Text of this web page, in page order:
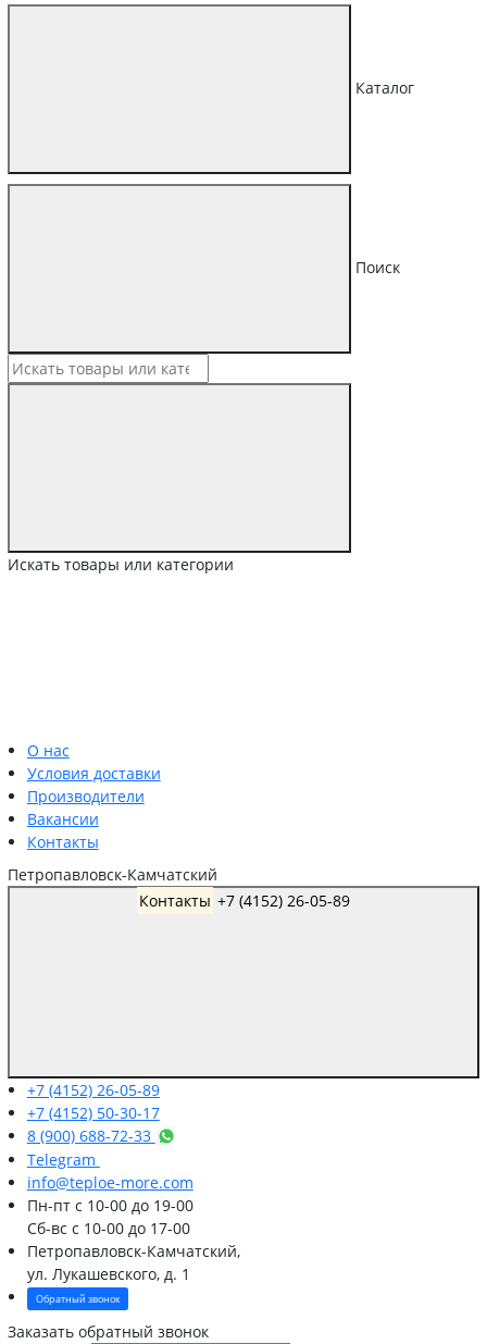
Каталог
Поиск
Искать товары или категории
О нас
Условия доставки
Производители
Вакансии
Контакты
Петропавловск-Камчатский
Контакты
+7 (4152) 26-05-89
+7 (4152) 50-30-17
8 (900) 688-72-33
Telegram
info@teploe-more.com
Пн-птс 10-00 до 19-00
Сб-вс с 10-00 до 17-00
Петропавловск-Камчатский,
ул. Лукашевского, д. 1
Обратный звонок
Заказать обратный звонок